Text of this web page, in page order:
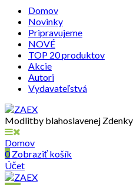
Domov
Novinky
Pripravujeme
NOVÉ
TOP 20 produktov
Akcie
Autori
Vydavateľstvá
Modlitby blahoslavenej Zdenky
Domov
0Zobraziť košík
Účet